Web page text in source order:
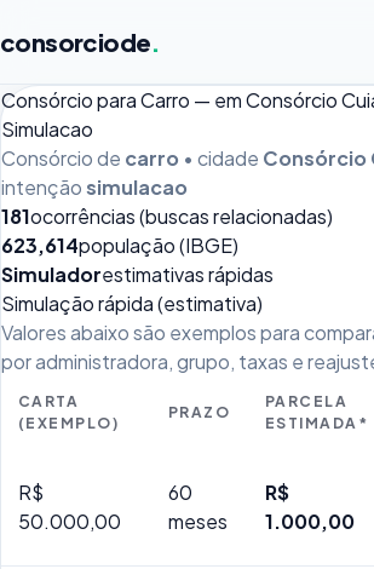
consorciode.
Consórcio para Carro — em Consórcio
Simulacao
Consórcio de carro • cidade Consórcio
intençãosimulacao
181ocorrências (buscas relacionadas)
623,614população (IBGE)
Simuladorestimativas rápidas
Simulação rápida (estimativa)
Valores abaixo são exemplos para
por administradora, grupo, taxas e
CARTA
(EXEMPLO)
PRAZO
PARCELA
ESTIMADA*
R$
50.000,00
60
meses
R$
1.000,00